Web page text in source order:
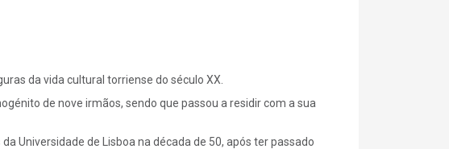
da vida cultural torriense do século XX.
de nove irmãos, sendo que passou a residir com a sua
Universidade de Lisboa na década de 50, após ter passado